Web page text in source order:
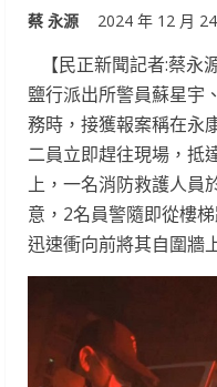
蔡 永源 2024 年 12 月
【民正新聞記者:蔡永
鹽行派出所警員蘇星宇
務時，接獲報案稱在永
二員立即趕往現場，抵
上，一名消防救護人員
意，2名員警隨即從樓
迅速衝向前將其自圍牆